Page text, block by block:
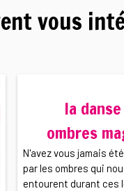
vous
la
ombres
N'avez vous jamais
par les ombres qui
entourent durant ces